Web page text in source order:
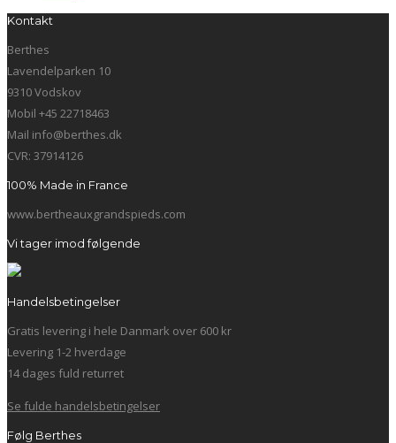
Kontakt
Berthes
Lavendelparken 10
9310 Vodskov
Mobil +45 22718463
Mail info@berthes.dk
CVR: 37914126
100% Made in France
www.bertheauxgrandspieds.com
Vi tager imod følgende
Handelsbetingelser
Gratis levering i hele Danmark over 600 kr
Levering 1-2 hverdage
14 dages fuld returret
Se fulde handelsbetingelser
Følg Berthes